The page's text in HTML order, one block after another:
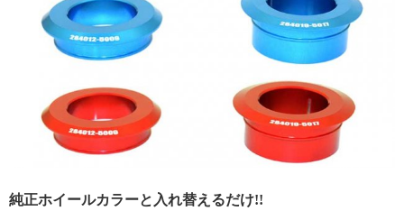
純正ホイールカラーと入れ替えるだけ!!